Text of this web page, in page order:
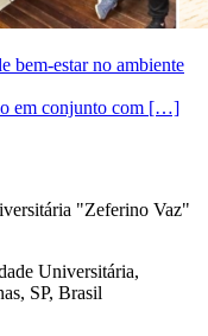
bem-estar no ambiente
em conjunto com […]
"Zeferino Vaz"
Universitária,
SP, Brasil